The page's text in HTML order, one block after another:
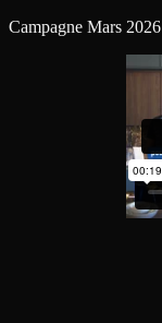
Campagne Mars 2026